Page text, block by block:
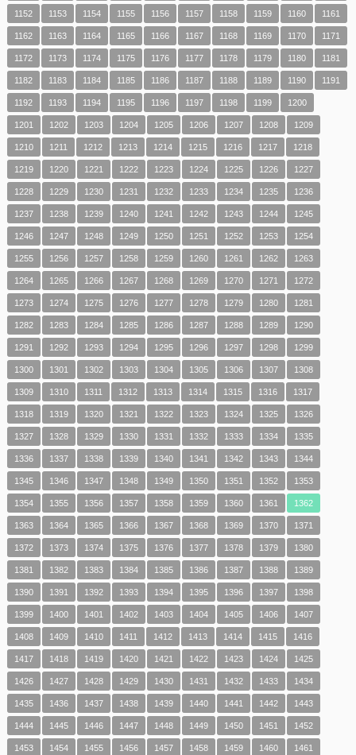
1152 1153 1154 1155 1156 1157 1158 1159 1160 1161
1162 1163 1164 1165 1166 1167 1168 1169 1170 1171
1172 1173 1174 1175 1176 1177 1178 1179 1180 1181
1182 1183 1184 1185 1186 1187 1188 1189 1190 1191
1192 1193 1194 1195 1196 1197 1198 1199 1200
1201 1202 1203 1204 1205 1206 1207 1208 1209
1210 1211 1212 1213 1214 1215 1216 1217 1218
1219 1220 1221 1222 1223 1224 1225 1226 1227
1228 1229 1230 1231 1232 1233 1234 1235 1236
1237 1238 1239 1240 1241 1242 1243 1244 1245
1246 1247 1248 1249 1250 1251 1252 1253 1254
1255 1256 1257 1258 1259 1260 1261 1262 1263
1264 1265 1266 1267 1268 1269 1270 1271 1272
1273 1274 1275 1276 1277 1278 1279 1280 1281
1282 1283 1284 1285 1286 1287 1288 1289 1290
1291 1292 1293 1294 1295 1296 1297 1298 1299
1300 1301 1302 1303 1304 1305 1306 1307 1308
1309 1310 1311 1312 1313 1314 1315 1316 1317
1318 1319 1320 1321 1322 1323 1324 1325 1326
1327 1328 1329 1330 1331 1332 1333 1334 1335
1336 1337 1338 1339 1340 1341 1342 1343 1344
1345 1346 1347 1348 1349 1350 1351 1352 1353
1354 1355 1356 1357 1358 1359 1360 1361 1362
1363 1364 1365 1366 1367 1368 1369 1370 1371
1372 1373 1374 1375 1376 1377 1378 1379 1380
1381 1382 1383 1384 1385 1386 1387 1388 1389
1390 1391 1392 1393 1394 1395 1396 1397 1398
1399 1400 1401 1402 1403 1404 1405 1406 1407
1408 1409 1410 1411 1412 1413 1414 1415 1416
1417 1418 1419 1420 1421 1422 1423 1424 1425
1426 1427 1428 1429 1430 1431 1432 1433 1434
1435 1436 1437 1438 1439 1440 1441 1442 1443
1444 1445 1446 1447 1448 1449 1450 1451 1452
1453 1454 1455 1456 1457 1458 1459 1460 1461